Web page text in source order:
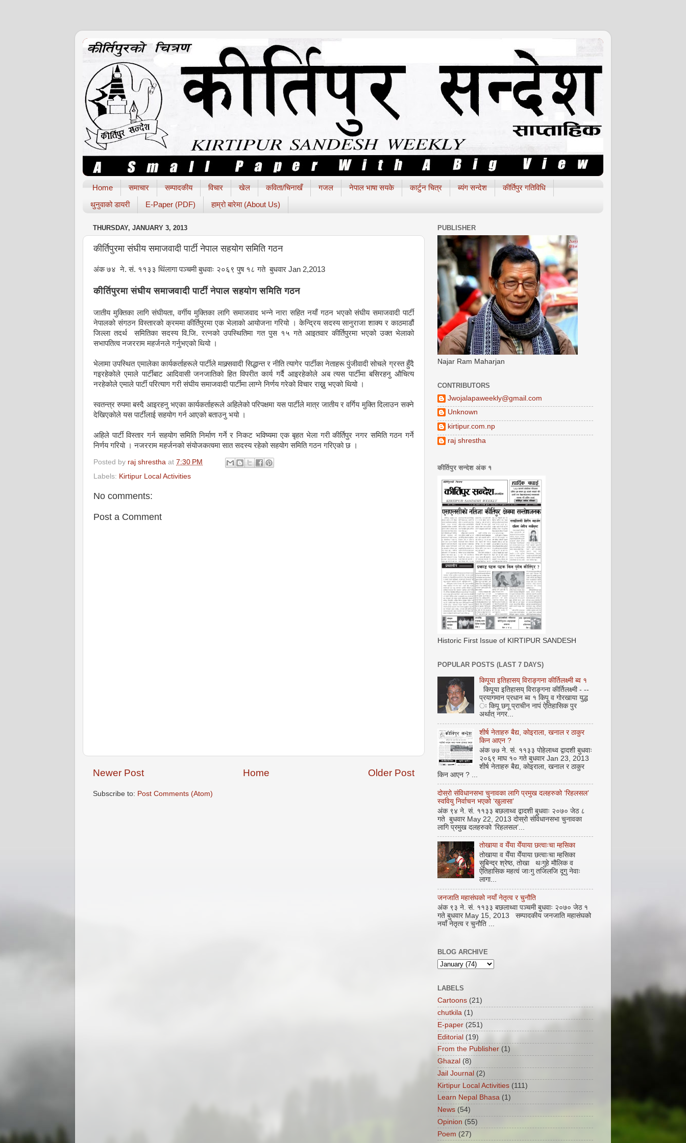
Home समाचार सम्पादकीय विचार खेल कविता/चिनाखँ गजल नेपाल भाषा सयके कार्टुन चित्र ब्यंग सन्देश
कीर्तिपुर गतिविधि
थुनुवाको डायरी
E-Paper (PDF) हाम्रो बारेमा (About Us)
THURSDAY, JANUARY 3, 2013
कीर्तिपुरमा संघीय समाजवादी पार्टी नेपाल सहयोग समिति गठन
अंक ७४ ने. सं. ११३३ थिंलागा पञ्चमी बुधवाः २०६९ पुष १८ गते बुधवार Jan 2,2013
कीर्तिपुरमा संघीय समाजवादी पार्टी नेपाल सहयोग समिति गठन
जातीय मुक्तिका लागि संघीयता, वर्गीय मुक्तिका लागि समाजवाद भन्ने नारा सहित नयाँ गठन भएको संघीय समाजवादी पार्टी
नेपालको संगठन विस्तारको क्रममा कीर्तिपुरमा एक भेलाको आयोजना गरियो । केन्द्रिय सदस्य सानुराजा शाक्य र काठमाडौं
जिल्ला तदर्थ समितिका सदस्य वि.जि. रत्नको उपस्थितिमा गत पुस १५ गते आइतवार कीर्तिपुरमा भएको उक्त भेलाको
सभापतित्व नजरराम महर्जनले गर्नुभएको थियो ।
भेलामा उपस्थित एमालेका कार्यकर्ताहरूले पार्टीले माक्र्सवादी सिद्धान्त र नीति त्यागेर पार्टीका नेताहरू पुंजीवादी सोचले ग्रस्त हुँदै
गइरहेकोले एमाले पार्टीबाट आदिवासी जनजातिको हित विपरीत कार्य गर्दै आइरहेकोले अब त्यस पार्टीमा बसिरहनु औचित्य
नरहेकोले एमाले पार्टी परित्याग गरी संघीय समाजवादी पार्टीमा लाग्ने निर्णय गरेको विचार राख्नु भएको थियो ।
स्वतन्त्र रुपमा बस्दै आइरहनु भएका कार्यकर्ताहरूले अहिलेको परिपक्षमा यस पार्टीले मात्र जातीय र वर्गिय मुक्ति दिलाउन सक्ने
देखिएकोले यस पार्टीलाई सहयोग गर्न आएको बताउनु भयो ।
अहिले पार्टी विस्तार गर्न सहयोग समिति निर्माण गर्ने र निकट भविष्यमा एक बृहत भेला गरी कीर्तिपुर नगर समिति गठन गर्ने
निर्णय गरियो । नजरराम महर्जनको संयोजकत्वमा सात सदस्य रहेको सहयोग समिति गठन गरिएको छ ।
Posted by raj shrestha at 7:30 PM
Labels: Kirtipur Local Activities
No comments:
Post a Comment
Newer Post Older Post
Home
Subscribe to: Post Comments (Atom)
PUBLISHER
Najar Ram Maharjan
CONTRIBUTORS
Jwojalapaweekly@gmail.com
Unknown
kirtipur.com.np
raj shrestha
कीर्तिपुर सन्देश अंक १
Historic First Issue of KIRTIPUR SANDESH
POPULAR POSTS (LAST 7 DAYS)
किपूया इतिहासय् विराङ्गना कीर्तिलक्ष्मी ब्व १
किपूया इतिहासय् विराङ्गना कीर्तिलक्ष्मी - --
प्रयागमान प्रधान ब्व १ किपू व गोरखाया युद्ध
ः किपू छगू प्राचीन नापं ऐतिहासिक पुर
अर्थात् नगर...
शीर्ष नेताहरु बैद्य, कोइराला, खनाल र ठाकुर
किन आएन ?
अंक ७७ ने. सं. ११३३ पोहेलाथ्व द्वादशी बुधवाः
२०६९ माघ १० गते बुधवार Jan 23, 2013
शीर्ष नेताहरु बैद्य, कोइराला, खनाल र ठाकुर
किन आएन ? ...
दोस्रो संविधानसभा चुनावका लागि प्रमुख दलहरुको ‘रिहलसल’
स्ववियु निर्वाचन भएको ‘खुलासा’
अंक ९४ ने. सं. ११३३ बछलाथ्व द्वादशी बुधवाः २०७० जेठ ८
गते बुधवार May 22, 2013 दोस्रो संविधानसभा चुनावका
लागि प्रमुख दलहरुको ‘रिहलसल’...
तोखाया व येँया येँयाया छत्वाःचा म्हसिका
तोखाया व येँया येँयाया छत्वाःचा म्हसिका
सुबिन्द्र श्रेष्ठ, तोखा थःगुहे मौलिक व
ऐतिहासिक महत्वं जाःगु तजिलजि दूगु नेवाः
लागा...
जनजाति महासंघको नयाँ नेतृत्व र चुनौति
अंक ९३ ने. सं. ११३३ बछलाथ्वा पञ्चमी बुधवाः २०७० जेठ १
गते बुधवार May 15, 2013 सम्पादकीय जनजाति महासंघको
नयाँ नेतृत्व र चुनौति ...
BLOG ARCHIVE
LABELS
Cartoons (21)
chutkila (1)
E-paper (251)
Editorial (19)
From the Publisher (1)
Ghazal (8)
Jail Journal (2)
Kirtipur Local Activities (111)
Learn Nepal Bhasa (1)
News (54)
Opinion (55)
Poem (27)